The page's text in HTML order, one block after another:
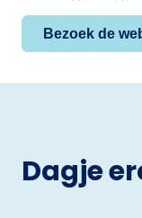
Bezoek de
Dagje